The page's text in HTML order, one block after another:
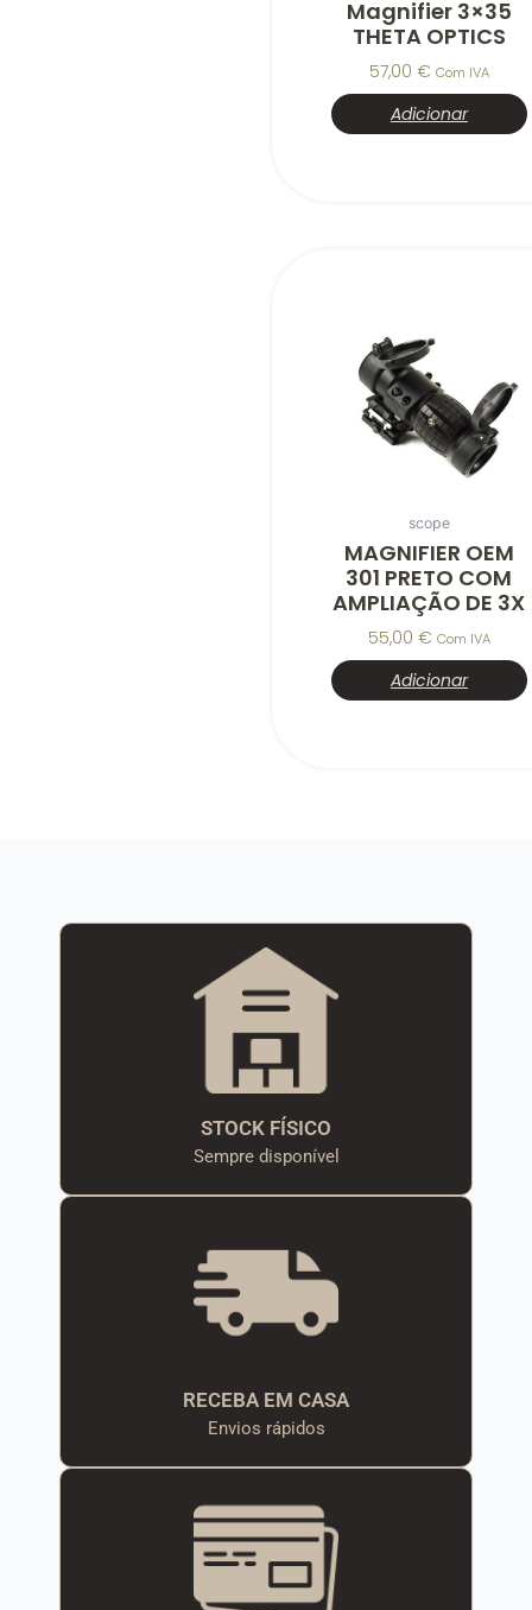
Magnifier 3×35
THETA OPTICS
57,00 € Com IVA
Adicionar
scope
MAGNIFIER OEM
301 PRETO COM
AMPLIAÇÃO DE 3X
55,00 € Com IVA
Adicionar
STOCK FÍSICO
Sempre disponível
RECEBA EM CASA
Envios rápidos